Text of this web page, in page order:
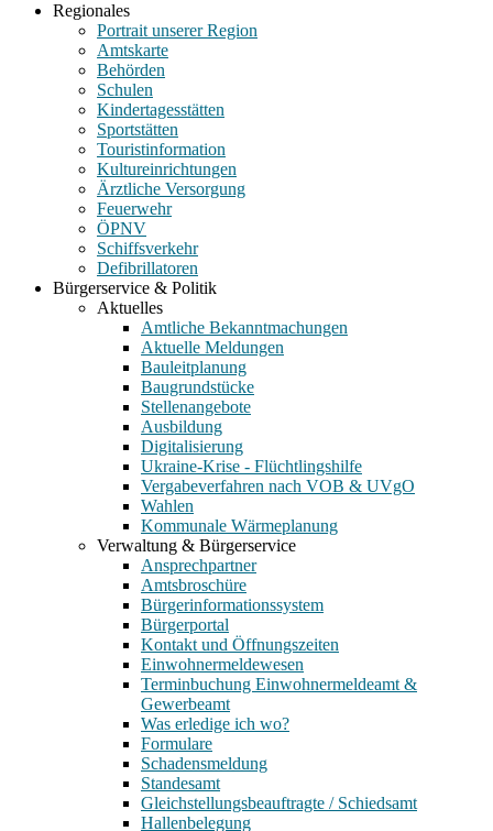
Regionales
Portrait unserer Region
Amtskarte
Behörden
Schulen
Kindertagesstätten
Sportstätten
Touristinformation
Kultureinrichtungen
Ärztliche Versorgung
Feuerwehr
ÖPNV
Schiffsverkehr
Defibrillatoren
Bürgerservice & Politik
Aktuelles
Amtliche Bekanntmachungen
Aktuelle Meldungen
Bauleitplanung
Baugrundstücke
Stellenangebote
Ausbildung
Digitalisierung
Ukraine-Krise - Flüchtlingshilfe
Vergabeverfahren nach VOB & UVgO
Wahlen
Kommunale Wärmeplanung
Verwaltung & Bürgerservice
Ansprechpartner
Amtsbroschüre
Bürgerinformationssystem
Bürgerportal
Kontakt und Öffnungszeiten
Einwohnermeldewesen
Terminbuchung Einwohnermeldeamt &
Gewerbeamt
Was erledige ich wo?
Formulare
Schadensmeldung
Standesamt
Gleichstellungsbeauftragte / Schiedsamt
Hallenbelegung